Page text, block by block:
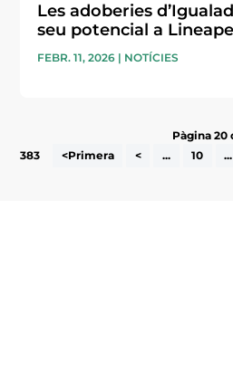
Les adoberies
seu potencial a
FEBR. 11, 2026 | NOTÍCIES
Pàgina 20
383
<Primera < ... 10 ...